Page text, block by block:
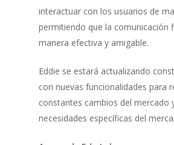
interactuar con los usuarios de
permitiendo que la comunicación
manera efectiva y amigable.
Eddie se estará actualizando
con nuevas funcionalidades para
constantes cambios del mercado
necesidades específicas del